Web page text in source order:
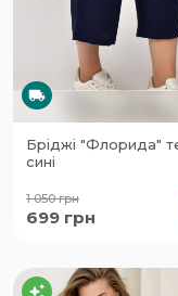
Бріджі "Флорида"
сині
1 050грн
699 грн